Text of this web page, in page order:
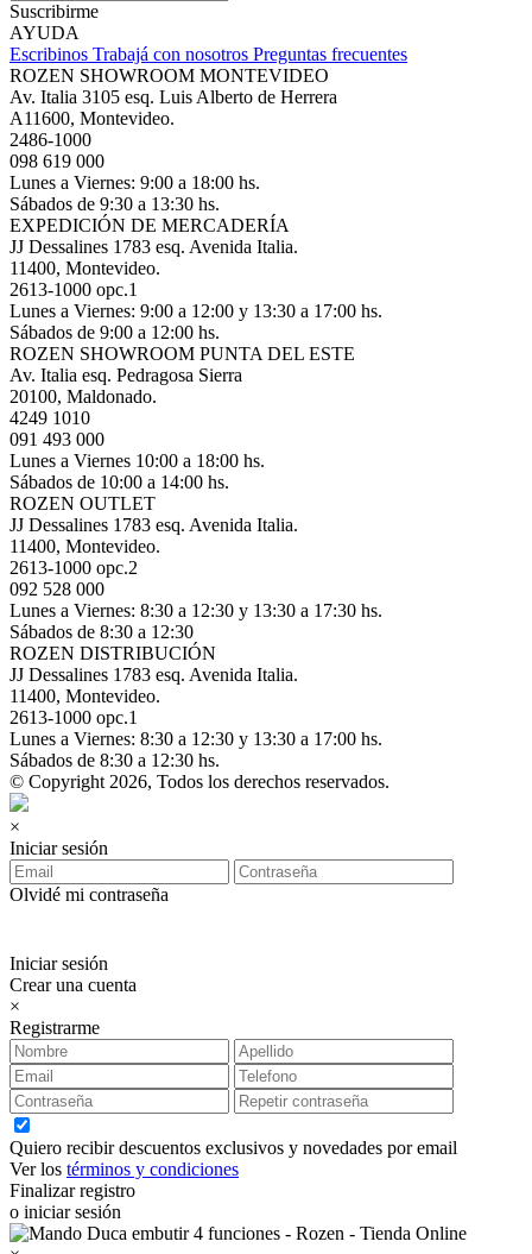
Suscribirme
AYUDA
Escribinos Trabajá con nosotros Preguntas frecuentes
ROZEN SHOWROOM MONTEVIDEO
Av. Italia 3105 esq. Luis Alberto de Herrera
A11600, Montevideo.
2486-1000
098 619 000
Lunes a Viernes: 9:00 a 18:00 hs.
Sábados de 9:30 a 13:30 hs.
EXPEDICIÓN DE MERCADERÍA
JJ Dessalines 1783 esq. Avenida Italia.
11400, Montevideo.
2613-1000 opc.1
Lunes a Viernes: 9:00 a 12:00 y 13:30 a 17:00 hs.
Sábados de 9:00 a 12:00 hs.
ROZEN SHOWROOM PUNTA DEL ESTE
Av. Italia esq. Pedragosa Sierra
20100, Maldonado.
4249 1010
091 493 000
Lunes a Viernes 10:00 a 18:00 hs.
Sábados de 10:00 a 14:00 hs.
ROZEN OUTLET
JJ Dessalines 1783 esq. Avenida Italia.
11400, Montevideo.
2613-1000 opc.2
092 528 000
Lunes a Viernes: 8:30 a 12:30 y 13:30 a 17:30 hs.
Sábados de 8:30 a 12:30
ROZEN DISTRIBUCIÓN
JJ Dessalines 1783 esq. Avenida Italia.
11400, Montevideo.
2613-1000 opc.1
Lunes a Viernes: 8:30 a 12:30 y 13:30 a 17:00 hs.
Sábados de 8:30 a 12:30 hs.
© Copyright 2026, Todos los derechos reservados.
×
Iniciar sesión
Olvidé mi contraseña
Iniciar sesión
Crear una cuenta
×
Registrarme
Quiero recibir descuentos exclusivos y novedades por email
Ver los términos y condiciones
Finalizar registro
o iniciar sesión